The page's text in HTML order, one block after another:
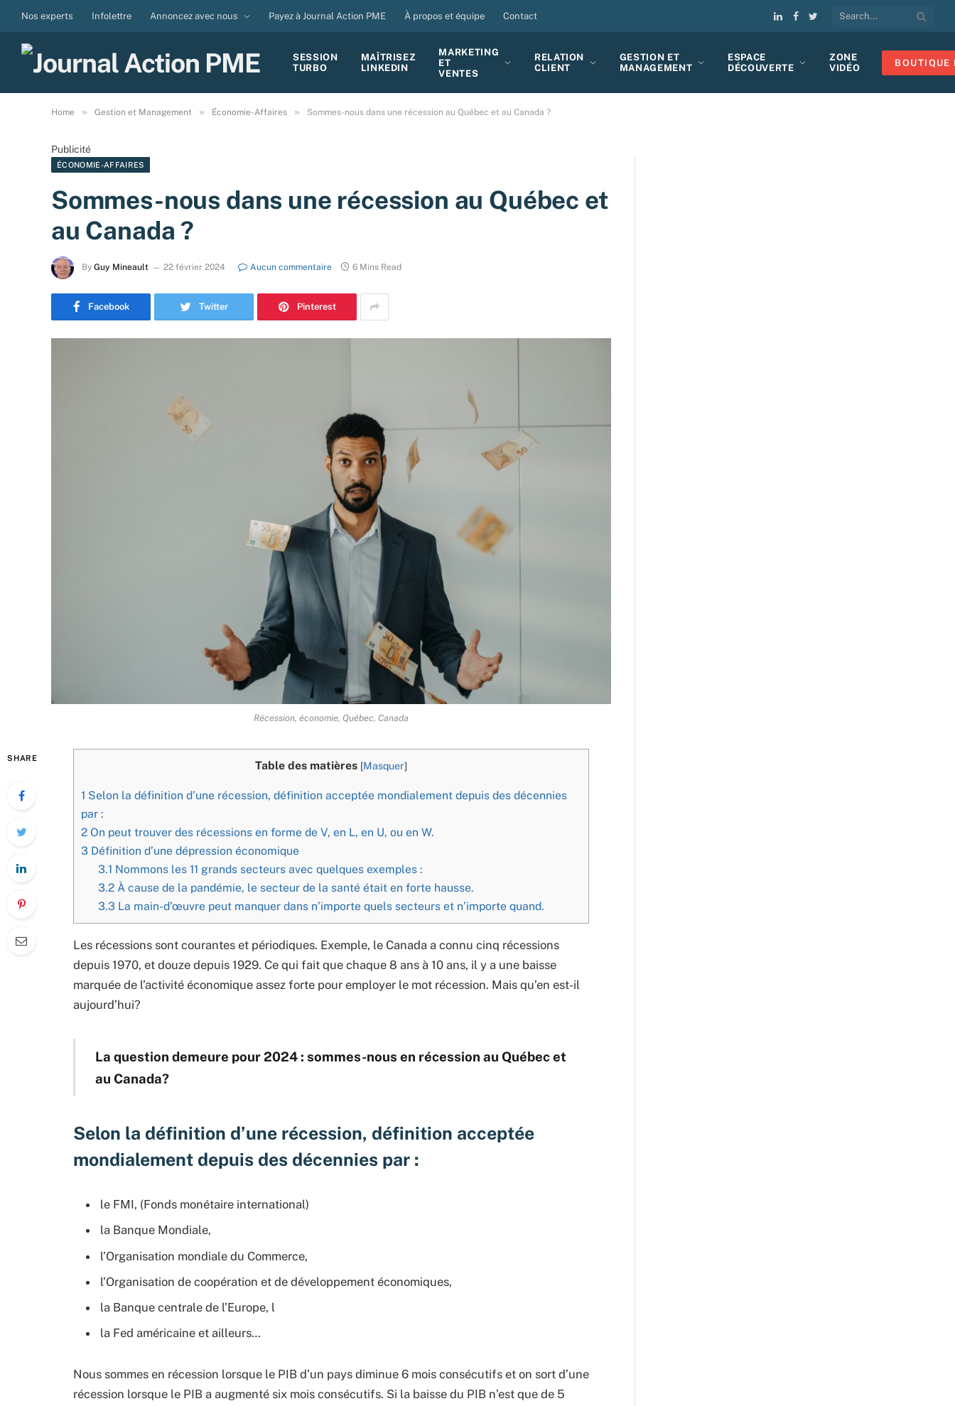
Nos experts Infolettre Annoncez avec nous Payez à Journal Action PME À propos et équipe Contact
LinkedIn
Facebook
Twitter
SESSION
TURBO
MAÎTRISEZ
LINKEDIN
MARKETING
ET
VENTES
RELATION
CLIENT
GESTION ET
MANAGEMENT
ESPACE
DÉCOUVERTE
ZONE
VIDÉO
BOUTIQUE
Home » Gestion et Management » Économie-Affaires » Sommes-nous dans une récession au Québec et au Canada ?
Publicité
ÉCONOMIE-AFFAIRES
Sommes-nous dans une récession au Québec et
au Canada ?
By Guy Mineault 22 février 2024 Aucun commentaire 6 Mins Read
Facebook Twitter Pinterest
Récession, économie, Québec, Canada
SHARE
Table des matières [Masquer]
1 Selon la définition d’une récession, définition acceptée mondialement depuis des décennies
par :
2 On peut trouver des récessions en forme de V, en L, en U, ou en W.
3 Définition d’une dépression économique
3.1 Nommons les 11 grands secteurs avec quelques exemples :
3.2À cause de la pandémie, le secteur de la santé était en forte hausse.
3.3La main-d’œuvre peut manquer dans n’importe quels secteurs et n’importe quand.
Les récessions sont courantes et périodiques. Exemple, le Canada a connu cinq récessions
depuis 1970, et douze depuis 1929. Ce qui fait que chaque 8 ans à 10 ans, il y a une baisse
marquée de l’activité économique assez forte pour employer le mot récession. Mais qu’en est-il
aujourd’hui?
La question demeure pour 2024 : sommes-nous en récession au Québec et
au Canada?
Selon la définition d’une récession, définition acceptée
mondialement depuis des décennies par :
le FMI, (Fonds monétaire international)
la Banque Mondiale,
l’Organisation mondiale du Commerce,
l’Organisation de coopération et de développement économiques,
la Banque centrale de l’Europe, l
la Fed américaine et ailleurs…
Nous sommes en récession lorsque le PIB d’un pays diminue 6 mois consécutifs et on sort d’une
récession lorsque le PIB a augmenté six mois consécutifs. Si la baisse du PIB n’est que de 5